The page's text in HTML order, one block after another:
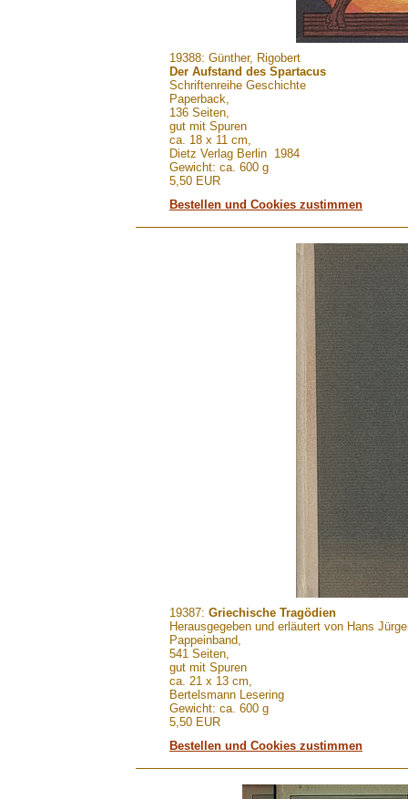
19388: Günther, Rigobert
Der Aufstand des Spartacus
Schriftenreihe Geschichte
Paperback,
136 Seiten,
gut mit Spuren
ca. 18 x 11 cm,
Dietz Verlag Berlin 1984
Gewicht: ca. 600 g
5,50 EUR
Bestellen und Cookies zustimmen
19387: Griechische Tragödien
Herausgegeben und erläutert von Hans
Pappeinband,
541 Seiten,
gut mit Spuren
ca. 21 x 13 cm,
Bertelsmann Lesering
Gewicht: ca. 600 g
5,50 EUR
Bestellen und Cookies zustimmen